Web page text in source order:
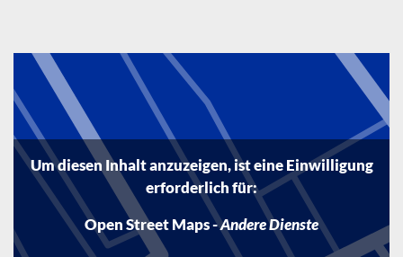
Um diesen Inhalt anzuzeigen, ist eine Einwilligung
erforderlich für:
Open Street Maps-Andere Dienste